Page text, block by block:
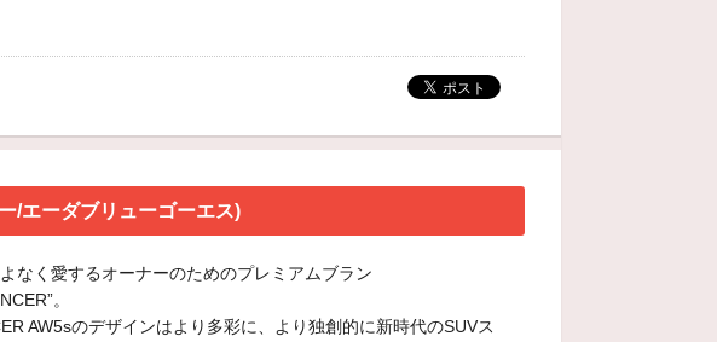
/エーダブリューゴーエス)
なく愛するオーナーのためのプレミアムブラン
。
AW5sのデザインはより多彩に、より独創的に新時代のSUVス